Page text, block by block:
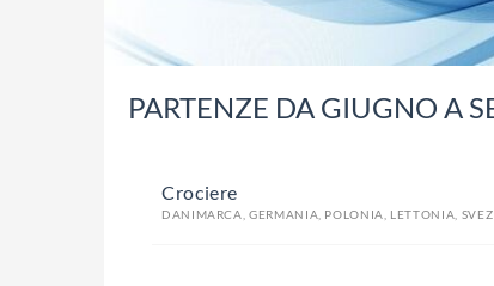
PARTENZE DA GIUGNO A
Crociere
DANIMARCA, GERMANIA, POLONIA, LETTONIA,